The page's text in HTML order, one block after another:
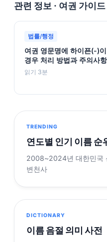
관련 정보 · 여권 가이드
법률/행정
여권 영문명에 하이픈(-)
경우 처리 방법과 주의사항
읽기 3분
TRENDING
연도별 인기 이름 순
2008~2024년 대한민국
변천사
DICTIONARY
이름 음절 의미 사전